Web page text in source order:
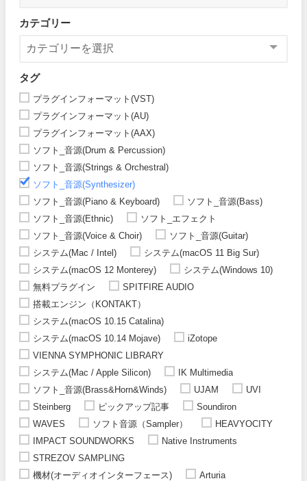
カテゴリー
タグ
プラグインフォーマット(VST)
プラグインフォーマット(AU)
プラグインフォーマット(AAX)
ソフト_音源(Drum & Percussion)
ソフト_音源(Strings & Orchestral)
ソフト_音源(Synthesizer)
ソフト_音源(Piano & Keyboard)
ソフト_音源(Bass)
ソフト_音源(Ethnic)
ソフト_エフェクト
ソフト_音源(Voice & Choir)
ソフト_音源(Guitar)
システム(Mac / Intel)
システム(macOS 11 Big Sur)
システム(macOS 12 Monterey)
システム(Windows 10)
無料プラグイン
SPITFIRE AUDIO
搭載エンジン（KONTAKT）
システム(macOS 10.15 Catalina)
システム(macOS 10.14 Mojave)
iZotope
VIENNA SYMPHONIC LIBRARY
システム(Mac / Apple Silicon)
IK Multimedia
ソフト_音源(Brass&Horn&Winds)
UJAM
UVI
Steinberg
ピックアップ記事
Soundiron
WAVES
ソフト音源（Sampler）
HEAVYOCITY
IMPACT SOUNDWORKS
Native Instruments
STREZOV SAMPLING
機材(オーディオインターフェース)
Arturia